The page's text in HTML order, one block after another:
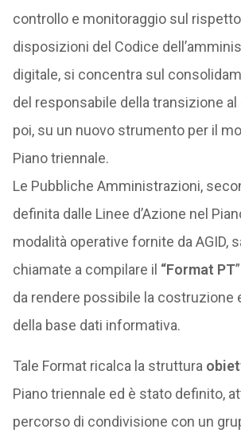
controllo e monitoraggio sul
disposizioni del Codice
digitale, si concentra sul
del responsabile della transizione al
poi, su un nuovo strumento per il
Piano triennale.
Le Pubbliche Amministrazioni,
definita dalle Linee d’Azione nel
modalità operative fornite da AGID,
chiamate a compilare il “Format PT
da rendere possibile la costruzione
della base dati informativa.
Tale Format ricalca la struttura
Piano triennale ed è stato definito,
percorso di condivisione con un